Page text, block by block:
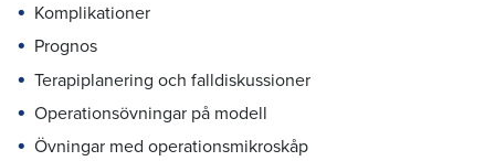
Komplikationer
Prognos
Terapiplanering och falldiskussioner
Operationsövningar på modell
Övningar med operationsmikroskåp